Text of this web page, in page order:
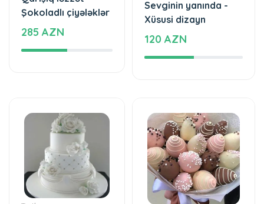
Tortlar
Sevgi hissləri tortu
196 AZN
Şokaladlı Çiyələklər
Şirin xatirə -
Şokoladlı çiyələklər